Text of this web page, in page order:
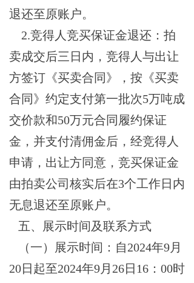
退还至原账户。
2.竞得人竞买保证金退还：拍
卖成交后三日内，竞得人与出让
方签订《买卖合同》，按《买卖
合同》约定支付第一批次5万吨成
交价款和50万元合同履约保证
金，并支付清佣金后，经竞得人
申请，出让方同意，竞买保证金
由拍卖公司核实后在3个工作日内
无息退还至原账户。
五、展示时间及联系方式
（一） 展示时间： 自2024年9月
20日起至2024年9月26日16：00时